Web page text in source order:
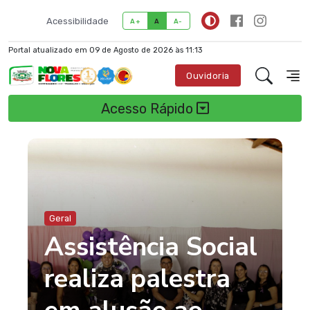
Acessibilidade A+ A A-
Portal atualizado em 09 de Agosto de 2026 às 11:13
Ouvidoria
Acesso Rápido
Geral
Assistência Social
realiza palestra